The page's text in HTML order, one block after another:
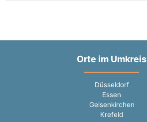
Orte im Umkreis
Düsseldorf
Essen
Gelsenkirchen
Krefeld